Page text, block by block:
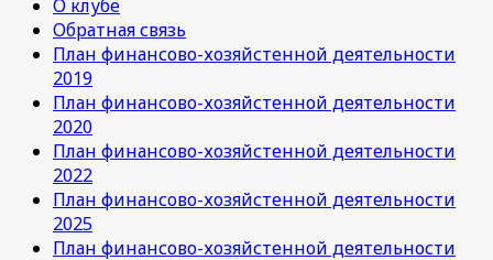
О клубе
Обратная связь
План финансово-хозяйстенной деятельности
2019
План финансово-хозяйстенной деятельности
2020
План финансово-хозяйстенной деятельности
2022
План финансово-хозяйстенной деятельности
2025
План финансово-хозяйстенной деятельности